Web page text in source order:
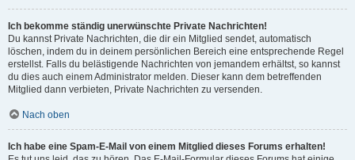
Ich bekomme ständig unerwünschte Private Nachrichten!
Du kannst Private Nachrichten, die dir ein Mitglied sendet, automatisch
löschen, indem du in deinem persönlichen Bereich eine entsprechende Regel
erstellst. Falls du belästigende Nachrichten von jemandem erhältst, so kannst
du dies auch einem Administrator melden. Dieser kann dem betreffenden
Mitglied dann verbieten, Private Nachrichten zu versenden.
Nach oben
Ich habe eine Spam-E-Mail von einem Mitglied dieses Forums erhalten!